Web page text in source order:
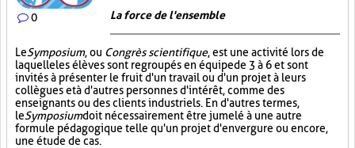
0 La force de l'ensemble
LeSymposium, ou Congrès scientifique, est une activité lors de
laquelle les élèves sont regroupés en équipe de 3 à 6 et sont
invités à présenter le fruit d'un travail ou d'un projet à leurs
collègues et à d'autres personnes d'intérêt, comme des
enseignants ou des clients industriels. En d'autres termes,
leSymposiumdoit nécessairement être jumelé à une autre
formule pédagogique telle qu'un projet d'envergure ou encore,
une étude de cas.